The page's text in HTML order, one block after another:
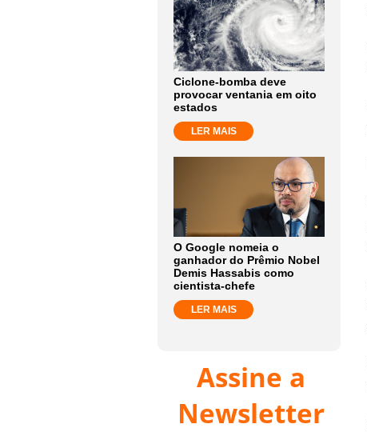
Ciclone-bomba deve
provocar ventania em oito
estados
LER MAIS
O Google nomeia o
ganhador do Prêmio Nobel
Demis Hassabis como
cientista-chefe
LER MAIS
Assine a
Newsletter